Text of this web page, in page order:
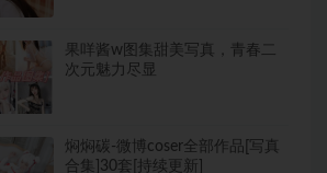
果咩酱w图集甜美写真，青春二
次元魅力尽显
焖焖碳-微博coser全部作品[写真
合集]30套[持续更新]